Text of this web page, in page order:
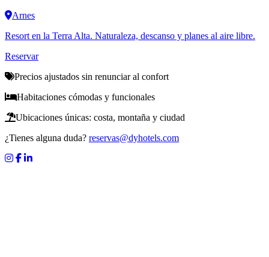
Arnes
Resort en la Terra Alta. Naturaleza, descanso y planes al aire libre.
Reservar
Precios ajustados sin renunciar al confort
Habitaciones cómodas y funcionales
Ubicaciones únicas: costa, montaña y ciudad
¿Tienes alguna duda? reservas@dyhotels.com